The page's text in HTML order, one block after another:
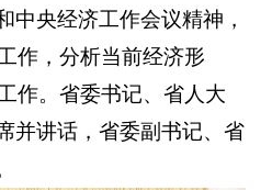
中央经济工作会议精神，
作，分析当前经济形
作。省委书记、省人大
并讲话，省委副书记、省